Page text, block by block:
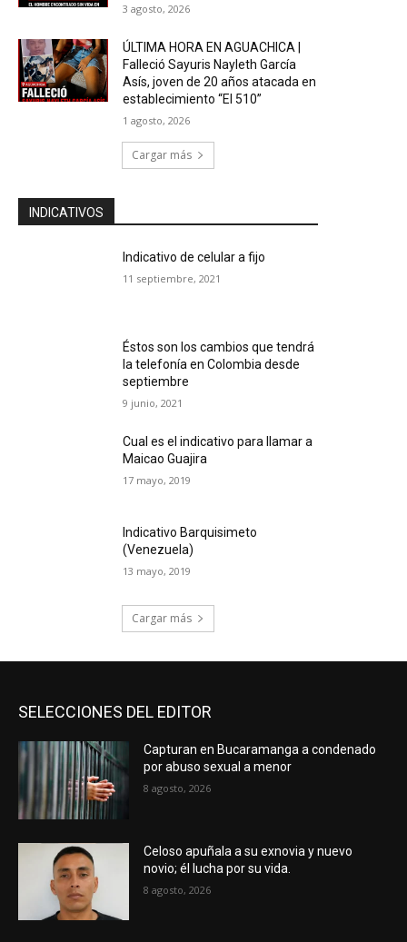
3 agosto, 2026
ÚLTIMA HORA EN AGUACHICA |
Falleció Sayuris Nayleth García
Asís, joven de 20 años atacada en
establecimiento “El 510”
1 agosto, 2026
Cargar más
INDICATIVOS
Indicativo de celular a fijo
11 septiembre, 2021
Éstos son los cambios que tendrá
la telefonía en Colombia desde
septiembre
9 junio, 2021
Cual es el indicativo para llamar a
Maicao Guajira
17 mayo, 2019
Indicativo Barquisimeto
(Venezuela)
13 mayo, 2019
Cargar más
SELECCIONES DEL EDITOR
Capturan en Bucaramanga a condenado
por abuso sexual a menor
8 agosto, 2026
Celoso apuñala a su exnovia y nuevo
novio; él lucha por su vida.
8 agosto, 2026